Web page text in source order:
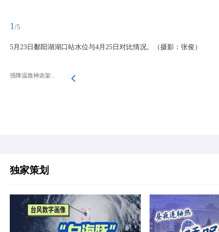
1 /5
5月23日鄱阳湖湖口站水位与4月25日对比情况。（摄影：张俊）
强降温致神农架...
独家策划